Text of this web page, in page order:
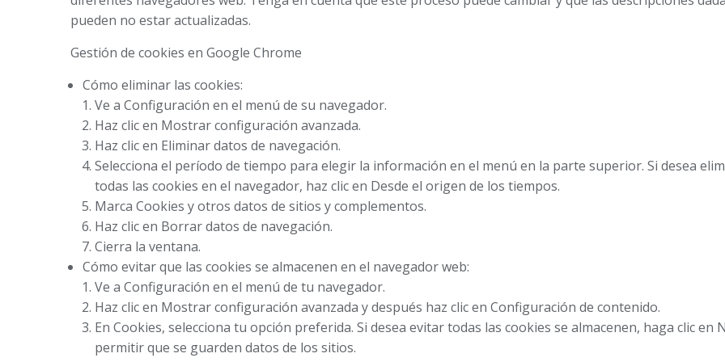
pueden no estar actualizadas.
Gestión de cookies en Google Chrome
Cómo eliminar las cookies:
Ve a Configuración en el menú de su navegador.
Haz clic en Mostrar configuración avanzada.
Haz clic en Eliminar datos de navegación.
Selecciona el período de tiempo para elegir la información en el menú en la parte superior. Si desea
todas las cookies en el navegador, haz clic en Desde el origen de los tiempos.
Marca Cookies y otros datos de sitios y complementos.
Haz clic en Borrar datos de navegación.
Cierra la ventana.
Cómo evitar que las cookies se almacenen en el navegador web:
Ve a Configuración en el menú de tu navegador.
Haz clic en Mostrar configuración avanzada y después haz clic en Configuración de contenido.
En Cookies, selecciona tu opción preferida. Si desea evitar todas las cookies se almacenen, haga clic en
permitir que se guarden datos de los sitios.